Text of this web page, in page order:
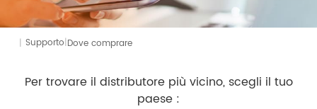
| Supporto|Dove comprare
Per trovare il distributore più vicino, scegli il tuo
paese :